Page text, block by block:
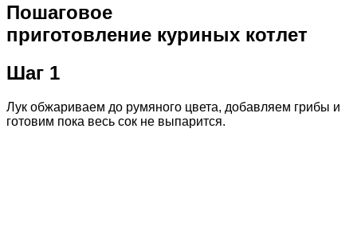
Пошаговое
приготовление куриных котлет
Шаг 1
Лук обжариваем до румяного цвета, добавляем грибы и
готовим пока весь сок не выпарится.